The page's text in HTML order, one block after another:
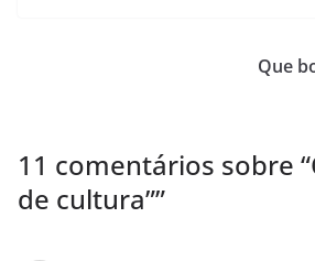
o
k
n
Que
11 comentários sobre “
de cultura””